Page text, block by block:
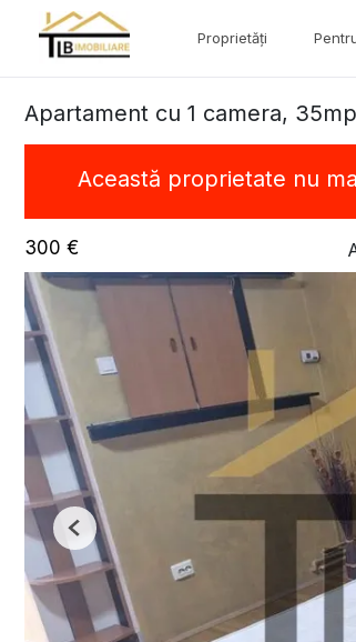
Proprietăți
Apartament cu 1 camera,
Această proprietate nu
300 €
Previous